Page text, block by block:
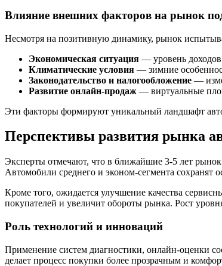
Влияние внешних факторов на рынок
Несмотря на позитивную динамику, рынок
Экономическая ситуация — уровень
Климатические условия — зимние
Законодательство и налогообложение —
Развитие онлайн-продаж — виртуальные
Эти факторы формируют уникальный ландшафт
Перспективы развития рынка
Эксперты отмечают, что в ближайшие 3-5 лет
Автомобили среднего и эконом-сегмента сохранят
Кроме того, ожидается улучшение качества
покупателей и увеличит обороты рынка. Рост
Роль технологий и инноваций
Применение систем диагностики, онлайн-оценки
делает процесс покупки более прозрачным и